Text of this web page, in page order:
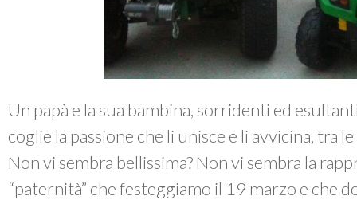
Un papà e la sua bambina, sorridenti ed
coglie la passione che li unisce e li avvicina, tra
Non vi sembra bellissima? Non vi sembra la
“paternità” che festeggiamo il 19 marzo e che